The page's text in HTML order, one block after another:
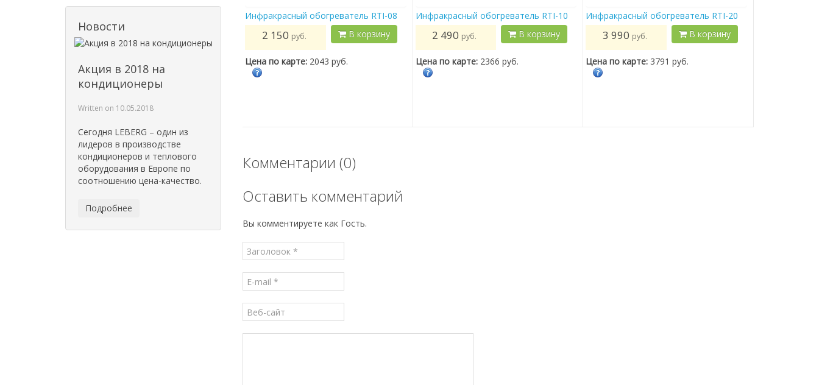
Инфракрасный обогреватель RTI-08
2 150 руб. В корзину
Цена по карте: 2043 руб.
Инфракрасный обогреватель RTI-10
2 490 руб. В корзину
Цена по карте:2366 руб.
Инфракрасный обогреватель RTI-20
3 990 руб. В корзину
Цена по карте: 3791 руб.
Комментарии (0)
Оставить комментарий
Вы комментируете как Гость.
Новости
Акция в 2018 на
кондиционеры
Written on 10.05.2018
Сегодня LEBERG – один из
лидеров в производстве
кондиционеров и теплового
оборудования в Европе по
соотношению цена-качество.
Подробнее